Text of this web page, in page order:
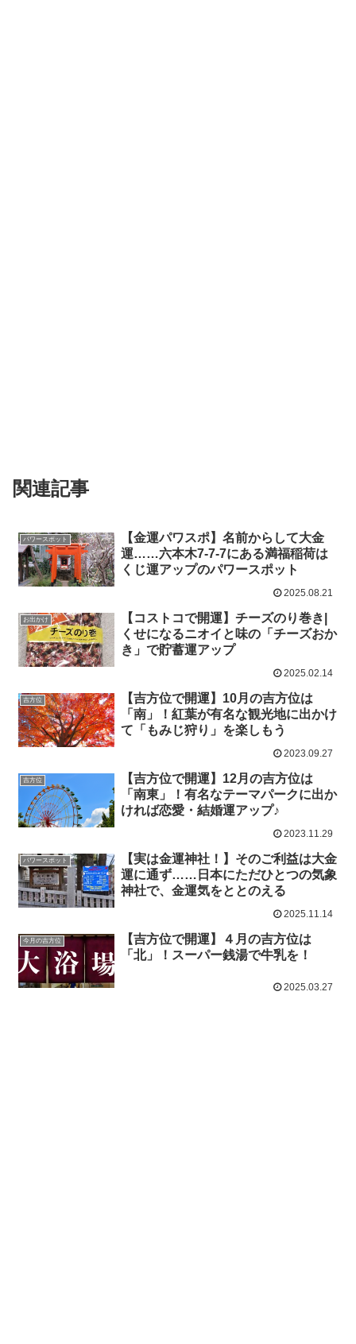
関連記事
パワースポット
【金運パワスポ】名前からして大金
運……六本木7-7-7にある満福稲荷は
くじ運アップのパワースポット
2025.08.21
お出かけ
【コストコで開運】チーズのり巻き|
くせになるニオイと味の「チーズおか
き」で貯蓄運アップ
2025.02.14
吉方位
【吉方位で開運】10月の吉方位は
「南」！紅葉が有名な観光地に出かけ
て「もみじ狩り」を楽しもう
2023.09.27
吉方位
【吉方位で開運】12月の吉方位は
「南東」！有名なテーマパークに出か
ければ恋愛・結婚運アップ♪
2023.11.29
パワースポット
【実は金運神社！】そのご利益は大金
運に通ず……日本にただひとつの気象
神社で、金運気をととのえる
2025.11.14
今月の吉方位
【吉方位で開運】４月の吉方位は
「北」！スーパー銭湯で牛乳を！
2025.03.27